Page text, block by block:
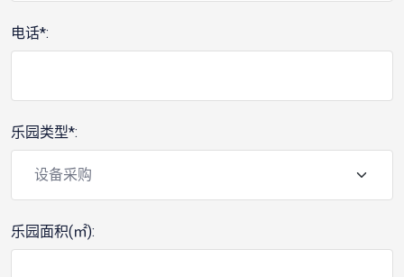
电话*:
乐园类型*:
乐园面积(㎡):